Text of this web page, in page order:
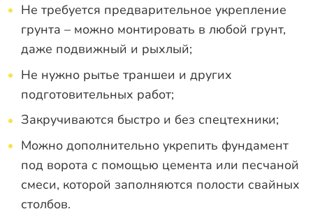
Не требуется предварительное укрепление
грунта – можно монтировать в любой грунт,
даже подвижный и рыхлый;
Не нужно рытье траншеи и других
подготовительных работ;
Закручиваются быстро и без спецтехники;
Можно дополнительно укрепить фундамент
под ворота с помощью цемента или песчаной
смеси, которой заполняются полости свайных
столбов.